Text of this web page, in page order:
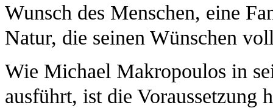
Wunsch des Menschen, eine
Natur, die seinen Wünschen
Wie Michael Makropoulos in
ausführt, ist die Voraussetzung